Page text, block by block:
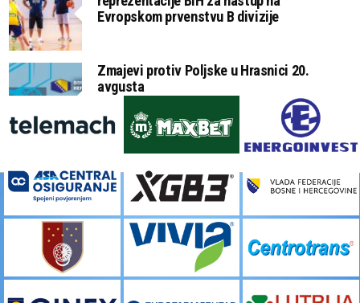
Evropskom prvenstvu B divizije
Zmajevi protiv Poljske u Hrasnici 20.
avgusta